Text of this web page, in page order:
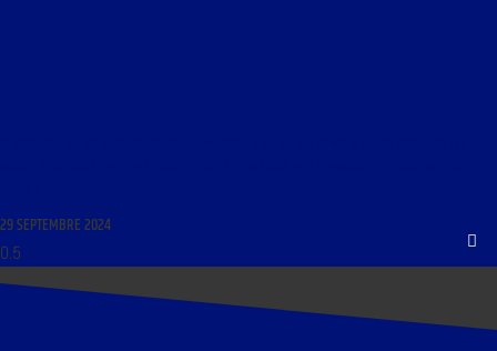
29 SEPTEMBRE 2024